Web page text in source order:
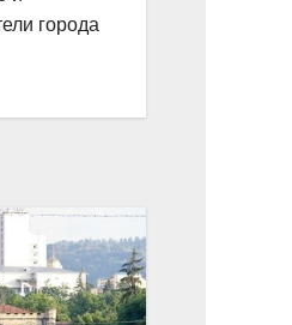
города